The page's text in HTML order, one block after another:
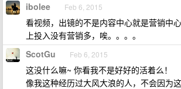
ibolee Feb 6, 2015
看视频，出镜的不是内容中心就是营销中
上投入没有营销多，唉。。。。
ScotGu Feb 6, 2015
这没什么嘛~ 你看我不是好好的活着么！
像我这种经历过大风大浪的人，不会因为